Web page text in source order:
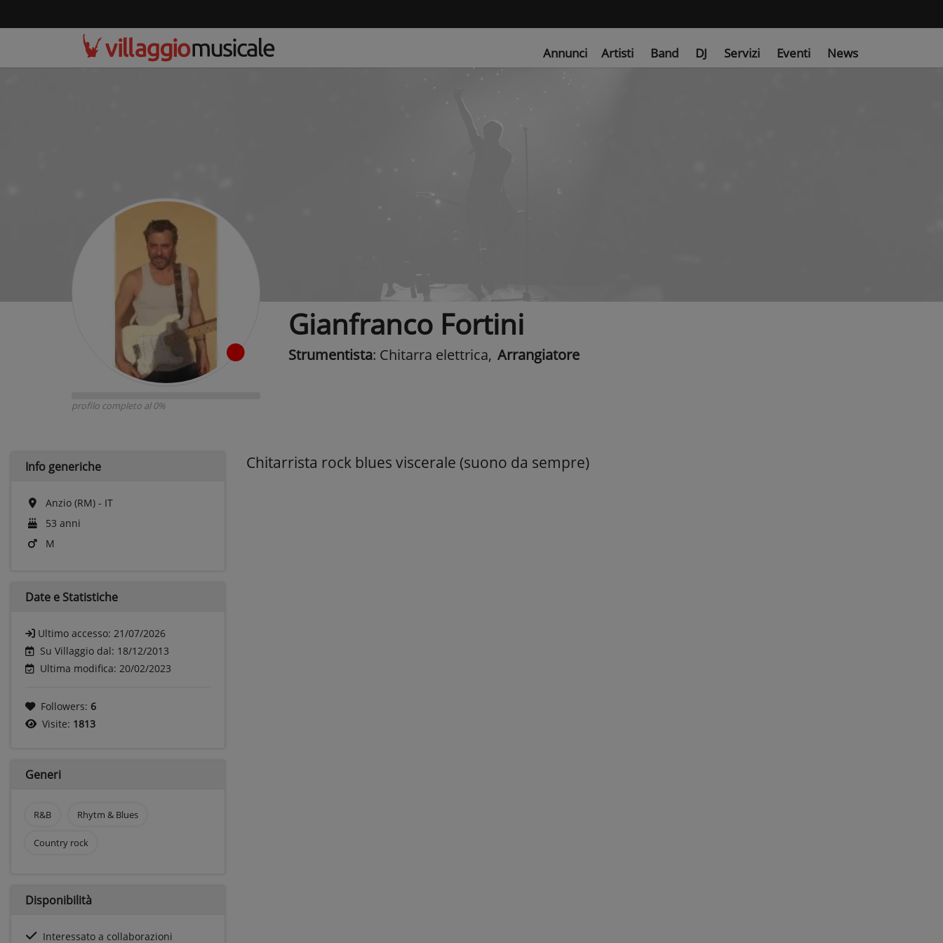
Annunci Artisti Band DJ Servizi Eventi News
profilo completo al 0%
Gianfranco Fortini
Strumentista: Chitarra elettrica, Arrangiatore
Info generiche
Anzio (RM) - IT
53 anni
M
Date e Statistiche
Ultimo accesso: 21/07/2026
Su Villaggio dal: 18/12/2013
Ultima modifica: 20/02/2023
Followers: 6
Visite: 1813
Generi
R&B Rhytm & Blues
Country rock
Disponibilità
Interessato a collaborazioni
Chitarrista rock blues viscerale (suono da sempre)